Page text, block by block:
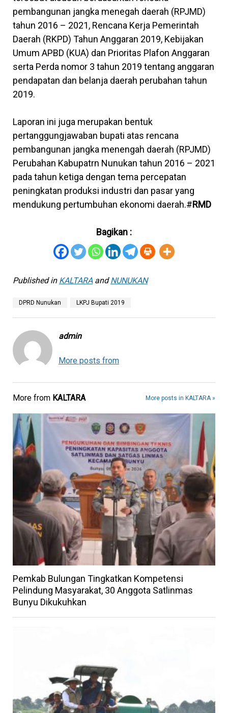
pembangunan jangka menegah daerah (RPJMD)
tahun 2016 – 2021, Rencana Kerja Pemerintah
Daerah (RKPD) Tahun Anggaran 2019, Kebijakan
Umum APBD (KUA) dan Prioritas Plafon Anggaran
serta Perda nomor 3 tahun 2019 tentang anggaran
pendapatan dan belanja daerah perubahan tahun
2019.
Laporan ini juga merupakan bentuk
pertanggungjawaban bupati atas rencana
pembangunan jangka menengah daerah (RPJMD)
Perubahan Kabupatrn Nunukan tahun 2016 – 2021
pada tahun ketiga dengan tema percepatan
peningkatan produksi industri dan pasar yang
mendukung pertumbuhan ekonomi daerah.#RMD
Bagikan :
Published in KALTARAandNUNUKAN
DPRD Nunukan LKPJ Bupati 2019
admin
More posts from
More from KALTARA More posts in KALTARA »
Pemkab Bulungan Tingkatkan Kompetensi
Pelindung Masyarakat, 30 Anggota Satlinmas
Bunyu Dikukuhkan